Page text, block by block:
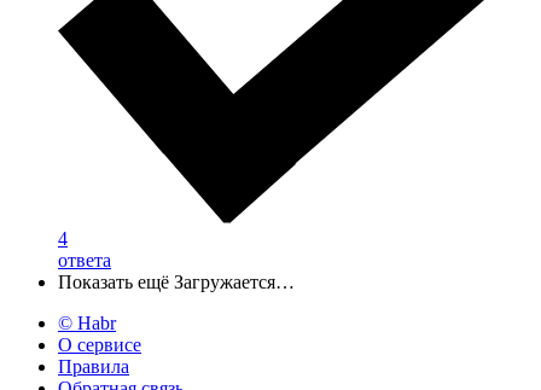
4
ответа
Показать ещё Загружается…
© Habr
О сервисе
Правила